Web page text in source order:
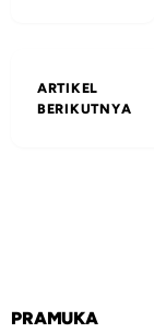
ARTIKEL
BERIKUTNYA
PRAMUKA